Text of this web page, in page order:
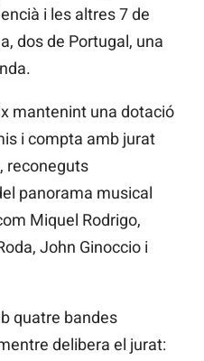
i les altres 7 de
dos de Portugal, una
mantenint una dotació
i compta amb jurat
reconeguts
panorama musical
Miquel Rodrigo,
John Ginoccio i
quatre bandes
delibera el jurat: